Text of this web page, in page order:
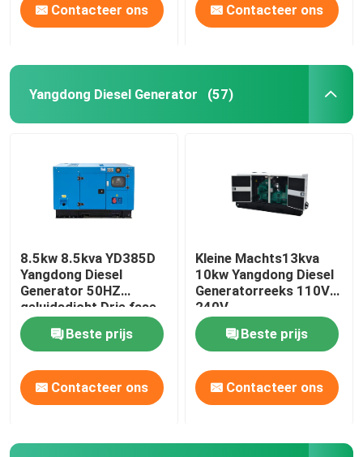
Contacteer ons Contacteer ons
Yangdong Diesel Generator (57)
8.5kw 8.5kva YD385D
Yangdong Diesel
Generator 50HZ
geluidsdicht Drie fase
Beste prijs
Contacteer ons
Kleine Machts13kva
10kw Yangdong Diesel
Generatorreeks 110V
240V
Beste prijs
Contacteer ons